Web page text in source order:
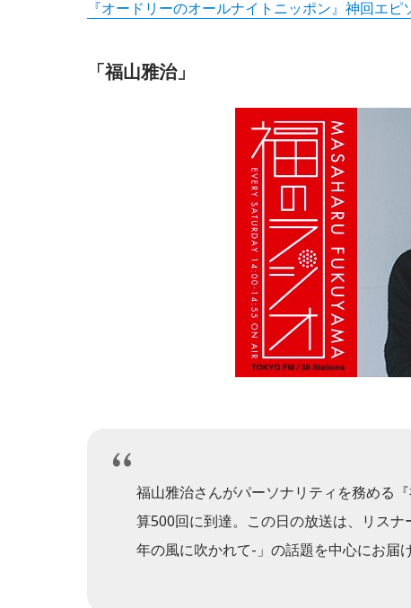
『オードリーのオールナイトニッポン』神回エ
「福山雅治」
福山雅治さんがパーソナリティを務める
算500回に到達。この日の放送は、リス
年の風に吹かれて-」の話題を中心にお届